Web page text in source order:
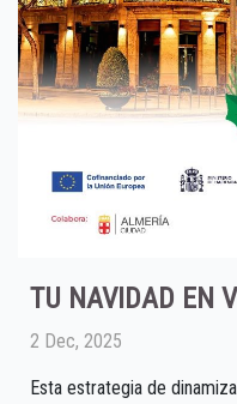
TU NAVIDAD EN
2 Dec, 2025
Esta estrategia de